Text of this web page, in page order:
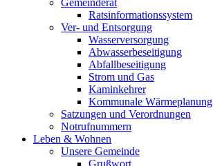
Gemeinderat
Ratsinformationssystem
Ver- und Entsorgung
Wasserversorgung
Abwasserbeseitigung
Abfallbeseitigung
Strom und Gas
Kaminkehrer
Kommunale Wärmeplanung
Satzungen und Verordnungen
Notrufnummern
Leben & Wohnen
Unsere Gemeinde
Grußwort